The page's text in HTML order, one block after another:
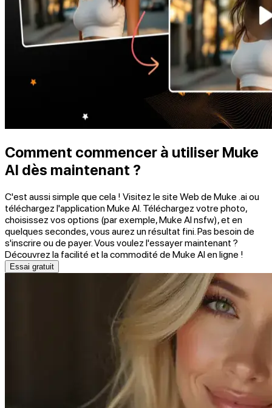
Comment commencer à utiliser Muke
AI dès maintenant ?
C'est aussi simple que cela ! Visitez le site Web de Muke .ai ou
téléchargez l'application Muke AI. Téléchargez votre photo,
choisissez vos options (par exemple, Muke AI nsfw), et en
quelques secondes, vous aurez un résultat fini. Pas besoin de
s'inscrire ou de payer. Vous voulez l'essayer maintenant ?
Découvrez la facilité et la commodité de Muke AI en ligne !
Essai gratuit